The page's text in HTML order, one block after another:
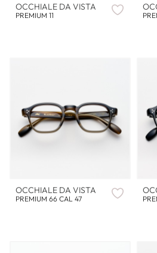
OCCHIALE DA VISTA
PREMIUM 11
OCCHIALE DA VISTA
PREMIUM 66 CAL 47